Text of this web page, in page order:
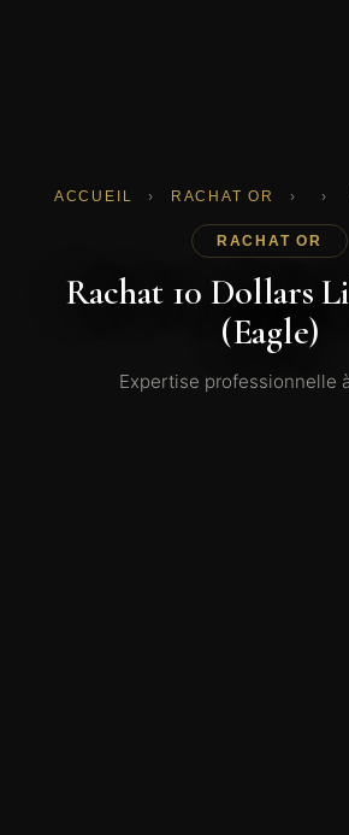
ACCUEIL › RACHAT OR › ›
RACHAT OR
Rachat 10 Dollars
(Eagle)
Expertise professionnelle